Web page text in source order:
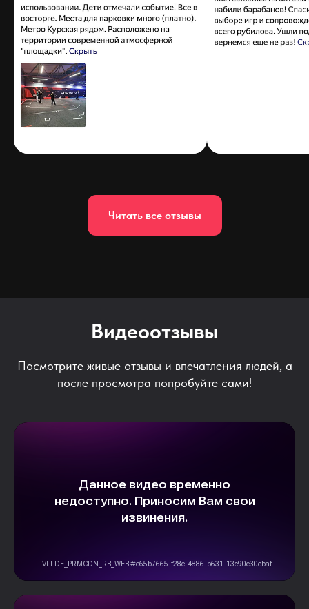
Читать все отзывы
Видеоотзывы
Посмотрите живые отзывы и впечатления людей, а
после просмотра попробуйте сами!